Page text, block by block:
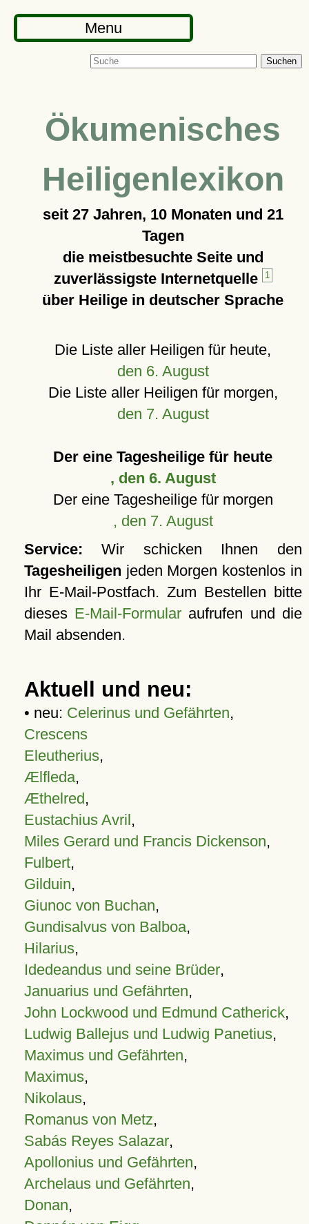
Menu
Suchen
Ökumenisches
Heiligenlexikon
seit 27 Jahren, 10 Monaten und 21
Tagen
die meistbesuchte Seite und
zuverlässigste Internetquelle
1
über Heilige in deutscher Sprache
Die Liste aller Heiligen für heute,
den 6. August
Die Liste aller Heiligen für morgen,
den 7. August
Der eine Tagesheilige für heute
, den 6. August
Der eine Tagesheilige für morgen
, den 7. August
Service: Wir schicken Ihnen den
Tagesheiligen jeden Morgen kostenlos in
Ihr E-Mail-Postfach. Zum Bestellen bitte
dieses E-Mail-Formular aufrufen und die
Mail absenden.
Aktuell und neu:
• neu: Celerinus und Gefährten,
Crescens
Eleutherius,
Ælfleda,
Æthelred,
Eustachius Avril,
Miles Gerard und Francis Dickenson,
Fulbert,
Gilduin,
Giunoc von Buchan,
Gundisalvus von Balboa,
Hilarius,
Idedeandus und seine Brüder,
Januarius und Gefährten,
John Lockwood und Edmund Catherick,
Ludwig Ballejus und Ludwig Panetius,
Maximus und Gefährten,
Maximus,
Nikolaus,
Romanus von Metz,
Sabás Reyes Salazar,
Apollonius und Gefährten,
Archelaus und Gefährten,
Donan,